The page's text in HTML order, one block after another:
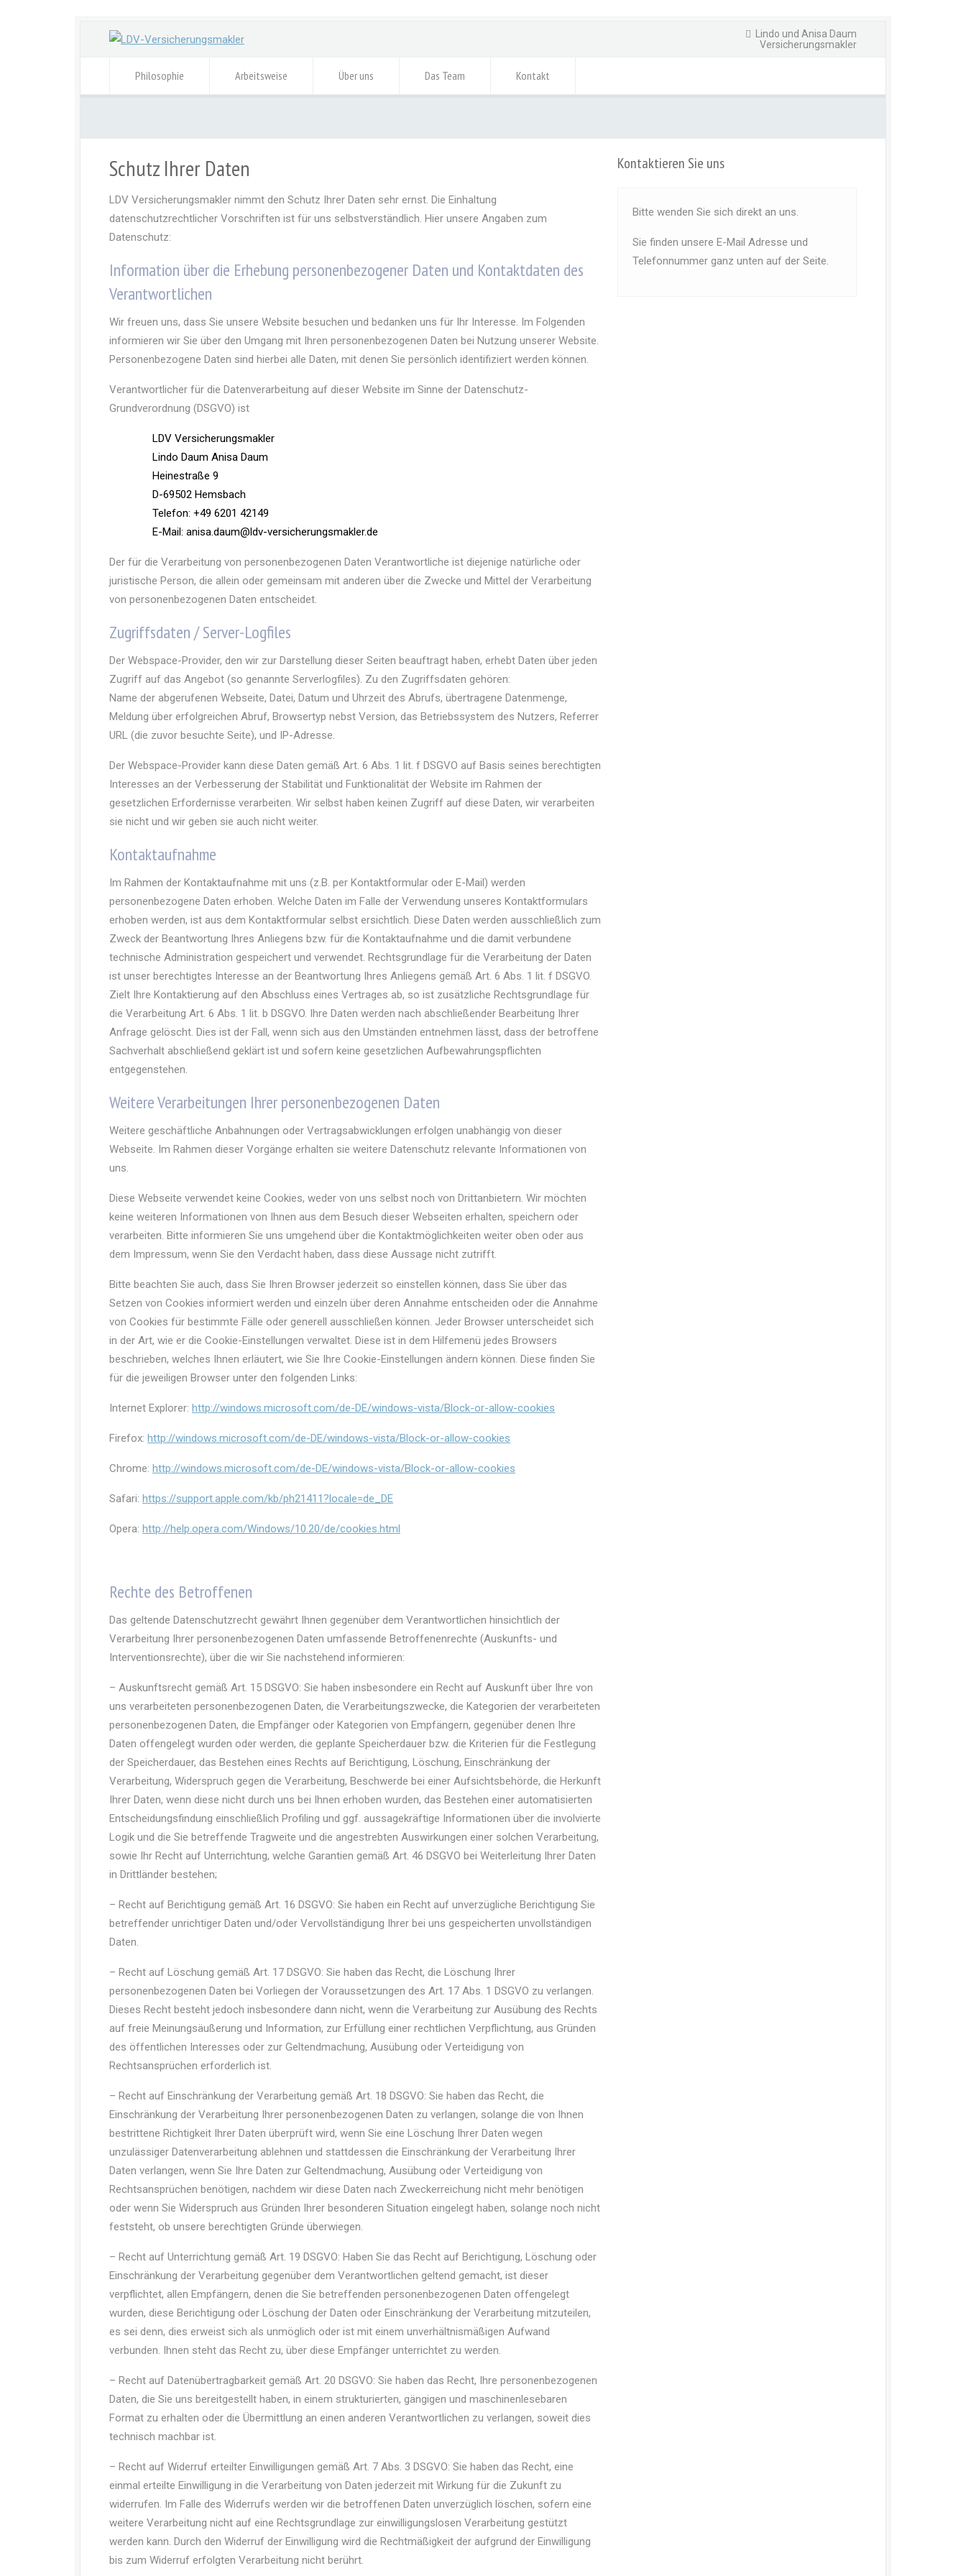
Lindo und Anisa Daum
Versicherungsmakler
Philosophie Arbeitsweise Über uns Das Team Kontakt
Schutz Ihrer Daten
LDV Versicherungsmakler nimmt den Schutz Ihrer Daten sehr ernst. Die Einhaltung
datenschutzrechtlicher Vorschriften ist für uns selbstverständlich. Hier unsere Angaben zum
Datenschutz:
Information über die Erhebung personenbezogener Daten und Kontaktdaten des
Verantwortlichen
Wir freuen uns, dass Sie unsere Website besuchen und bedanken uns für Ihr Interesse. Im Folgenden
informieren wir Sie über den Umgang mit Ihren personenbezogenen Daten bei Nutzung unserer Website.
Personenbezogene Daten sind hierbei alle Daten, mit denen Sie persönlich identifiziert werden können.
Verantwortlicher für die Datenverarbeitung auf dieser Website im Sinne der Datenschutz-
Grundverordnung (DSGVO) ist
LDV Versicherungsmakler
Lindo Daum Anisa Daum
Heinestraße 9
D-69502 Hemsbach
Telefon: +49 6201 42149
E-Mail: anisa.daum@ldv-versicherungsmakler.de
Der für die Verarbeitung von personenbezogenen Daten Verantwortliche ist diejenige natürliche oder
juristische Person, die allein oder gemeinsam mit anderen über die Zwecke und Mittel der Verarbeitung
von personenbezogenen Daten entscheidet.
Zugriffsdaten / Server-Logfiles
Der Webspace-Provider, den wir zur Darstellung dieser Seiten beauftragt haben, erhebt Daten über jeden
Zugriff auf das Angebot (so genannte Serverlogfiles). Zu den Zugriffsdaten gehören:
Name der abgerufenen Webseite, Datei, Datum und Uhrzeit des Abrufs, übertragene Datenmenge,
Meldung über erfolgreichen Abruf, Browsertyp nebst Version, das Betriebssystem des Nutzers, Referrer
URL (die zuvor besuchte Seite), und IP-Adresse.
Der Webspace-Provider kann diese Daten gemäß Art. 6 Abs. 1 lit. f DSGVO auf Basis seines berechtigten
Interesses an der Verbesserung der Stabilität und Funktionalität der Website im Rahmen der
gesetzlichen Erfordernisse verarbeiten. Wir selbst haben keinen Zugriff auf diese Daten, wir verarbeiten
sie nicht und wir geben sie auch nicht weiter.
Kontaktaufnahme
Im Rahmen der Kontaktaufnahme mit uns (z.B. per Kontaktformular oder E-Mail) werden
personenbezogene Daten erhoben. Welche Daten im Falle der Verwendung unseres Kontaktformulars
erhoben werden, ist aus dem Kontaktformular selbst ersichtlich. Diese Daten werden ausschließlich zum
Zweck der Beantwortung Ihres Anliegens bzw. für die Kontaktaufnahme und die damit verbundene
technische Administration gespeichert und verwendet. Rechtsgrundlage für die Verarbeitung der Daten
ist unser berechtigtes Interesse an der Beantwortung Ihres Anliegens gemäß Art. 6 Abs. 1 lit. f DSGVO.
Zielt Ihre Kontaktierung auf den Abschluss eines Vertrages ab, so ist zusätzliche Rechtsgrundlage für
die Verarbeitung Art. 6 Abs. 1 lit. b DSGVO. Ihre Daten werden nach abschließender Bearbeitung Ihrer
Anfrage gelöscht. Dies ist der Fall, wenn sich aus den Umständen entnehmen lässt, dass der betroffene
Sachverhalt abschließend geklärt ist und sofern keine gesetzlichen Aufbewahrungspflichten
entgegenstehen.
Weitere Verarbeitungen Ihrer personenbezogenen Daten
Weitere geschäftliche Anbahnungen oder Vertragsabwicklungen erfolgen unabhängig von dieser
Webseite. Im Rahmen dieser Vorgänge erhalten sie weitere Datenschutz relevante Informationen von
uns.
Diese Webseite verwendet keine Cookies, weder von uns selbst noch von Drittanbietern. Wir möchten
keine weiteren Informationen von Ihnen aus dem Besuch dieser Webseiten erhalten, speichern oder
verarbeiten. Bitte informieren Sie uns umgehend über die Kontaktmöglichkeiten weiter oben oder aus
dem Impressum, wenn Sie den Verdacht haben, dass diese Aussage nicht zutrifft.
Bitte beachten Sie auch, dass Sie Ihren Browser jederzeit so einstellen können, dass Sie über das
Setzen von Cookies informiert werden und einzeln über deren Annahme entscheiden oder die Annahme
von Cookies für bestimmte Fälle oder generell ausschließen können. Jeder Browser unterscheidet sich
in der Art, wie er die Cookie-Einstellungen verwaltet. Diese ist in dem Hilfemenü jedes Browsers
beschrieben, welches Ihnen erläutert, wie Sie Ihre Cookie-Einstellungen ändern können. Diese finden Sie
für die jeweiligen Browser unter den folgenden Links:
Internet Explorer: http://windows.microsoft.com/de-DE/windows-vista/Block-or-allow-cookies
Firefox: http://windows.microsoft.com/de-DE/windows-vista/Block-or-allow-cookies
Chrome: http://windows.microsoft.com/de-DE/windows-vista/Block-or-allow-cookies
Safari: https://support.apple.com/kb/ph21411?locale=de_DE
Opera: http://help.opera.com/Windows/10.20/de/cookies.html
Rechte des Betroffenen
Das geltende Datenschutzrecht gewährt Ihnen gegenüber dem Verantwortlichen hinsichtlich der
Verarbeitung Ihrer personenbezogenen Daten umfassende Betroffenenrechte (Auskunfts- und
Interventionsrechte), über die wir Sie nachstehend informieren:
– Auskunftsrecht gemäß Art. 15 DSGVO: Sie haben insbesondere ein Recht auf Auskunft über Ihre von
uns verarbeiteten personenbezogenen Daten, die Verarbeitungszwecke, die Kategorien der verarbeiteten
personenbezogenen Daten, die Empfänger oder Kategorien von Empfängern, gegenüber denen Ihre
Daten offengelegt wurden oder werden, die geplante Speicherdauer bzw. die Kriterien für die Festlegung
der Speicherdauer, das Bestehen eines Rechts auf Berichtigung, Löschung, Einschränkung der
Verarbeitung, Widerspruch gegen die Verarbeitung, Beschwerde bei einer Aufsichtsbehörde, die Herkunft
Ihrer Daten, wenn diese nicht durch uns bei Ihnen erhoben wurden, das Bestehen einer automatisierten
Entscheidungsfindung einschließlich Profiling und ggf. aussagekräftige Informationen über die involvierte
Logik und die Sie betreffende Tragweite und die angestrebten Auswirkungen einer solchen Verarbeitung,
sowie Ihr Recht auf Unterrichtung, welche Garantien gemäß Art. 46 DSGVO bei Weiterleitung Ihrer Daten
in Drittländer bestehen;
– Recht auf Berichtigung gemäß Art. 16 DSGVO: Sie haben ein Recht auf unverzügliche Berichtigung Sie
betreffender unrichtiger Daten und/oder Vervollständigung Ihrer bei uns gespeicherten unvollständigen
Daten.
– Recht auf Löschung gemäß Art. 17 DSGVO: Sie haben das Recht, die Löschung Ihrer
personenbezogenen Daten bei Vorliegen der Voraussetzungen des Art. 17 Abs. 1 DSGVO zu verlangen.
Dieses Recht besteht jedoch insbesondere dann nicht, wenn die Verarbeitung zur Ausübung des Rechts
auf freie Meinungsäußerung und Information, zur Erfüllung einer rechtlichen Verpflichtung, aus Gründen
des öffentlichen Interesses oder zur Geltendmachung, Ausübung oder Verteidigung von
Rechtsansprüchen erforderlich ist.
– Recht auf Einschränkung der Verarbeitung gemäß Art. 18 DSGVO: Sie haben das Recht, die
Einschränkung der Verarbeitung Ihrer personenbezogenen Daten zu verlangen, solange die von Ihnen
bestrittene Richtigkeit Ihrer Daten überprüft wird, wenn Sie eine Löschung Ihrer Daten wegen
unzulässiger Datenverarbeitung ablehnen und stattdessen die Einschränkung der Verarbeitung Ihrer
Daten verlangen, wenn Sie Ihre Daten zur Geltendmachung, Ausübung oder Verteidigung von
Rechtsansprüchen benötigen, nachdem wir diese Daten nach Zweckerreichung nicht mehr benötigen
oder wenn Sie Widerspruch aus Gründen Ihrer besonderen Situation eingelegt haben, solange noch nicht
feststeht, ob unsere berechtigten Gründe überwiegen.
– Recht auf Unterrichtung gemäß Art. 19 DSGVO: Haben Sie das Recht auf Berichtigung, Löschung oder
Einschränkung der Verarbeitung gegenüber dem Verantwortlichen geltend gemacht, ist dieser
verpflichtet, allen Empfängern, denen die Sie betreffenden personenbezogenen Daten offengelegt
wurden, diese Berichtigung oder Löschung der Daten oder Einschränkung der Verarbeitung mitzuteilen,
es sei denn, dies erweist sich als unmöglich oder ist mit einem unverhältnismäßigen Aufwand
verbunden. Ihnen steht das Recht zu, über diese Empfänger unterrichtet zu werden.
– Recht auf Datenübertragbarkeit gemäß Art. 20 DSGVO: Sie haben das Recht, Ihre personenbezogenen
Daten, die Sie uns bereitgestellt haben, in einem strukturierten, gängigen und maschinenlesebaren
Format zu erhalten oder die Übermittlung an einen anderen Verantwortlichen zu verlangen, soweit dies
technisch machbar ist.
– Recht auf Widerruf erteilter Einwilligungen gemäß Art. 7 Abs. 3 DSGVO: Sie haben das Recht, eine
einmal erteilte Einwilligung in die Verarbeitung von Daten jederzeit mit Wirkung für die Zukunft zu
widerrufen. Im Falle des Widerrufs werden wir die betroffenen Daten unverzüglich löschen, sofern eine
weitere Verarbeitung nicht auf eine Rechtsgrundlage zur einwilligungslosen Verarbeitung gestützt
werden kann. Durch den Widerruf der Einwilligung wird die Rechtmäßigkeit der aufgrund der Einwilligung
bis zum Widerruf erfolgten Verarbeitung nicht berührt.
Kontaktieren Sie uns
Bitte wenden Sie sich direkt an uns.
Sie finden unsere E-Mail Adresse und
Telefonnummer ganz unten auf der Seite.